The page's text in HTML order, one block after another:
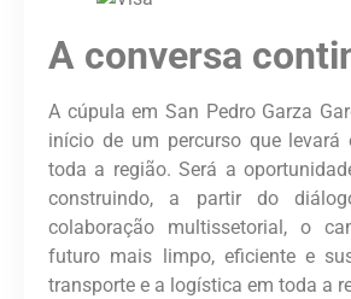
A conversa
A cúpula em San Pedro Garza
início de um percurso que levará
toda a região. Será a
construindo, a partir do
colaboração multissetorial, o
futuro mais limpo, eficiente e
transporte e a logística em toda a